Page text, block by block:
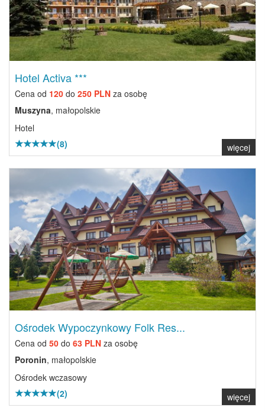
Hotel Activa ***
Cena od 120 do 250 PLN za osobę
Muszyna, małopolskie
Hotel
(8)
więcej
Ośrodek Wypoczynkowy Folk Res...
Cena od 50 do 63 PLN za osobę
Poronin, małopolskie
Ośrodek wczasowy
(2)
więcej